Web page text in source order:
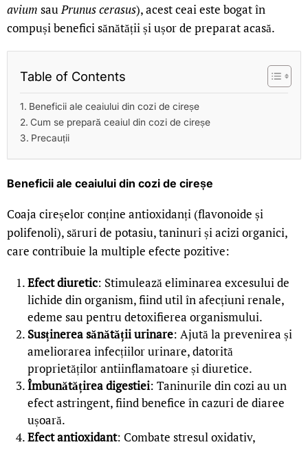
avium sauPrunus cerasus), acest ceai este bogat în
compuși benefici sănătății și ușor de preparat acasă.
Table of Contents
Beneficii ale ceaiului din cozi de cireșe
Cum se prepară ceaiul din cozi de cireșe
Precauții
Beneficii ale ceaiului din cozi de cireșe
Coaja cireșelor conține antioxidanți (flavonoide și
polifenoli), săruri de potasiu, taninuri și acizi organici,
care contribuie la multiple efecte pozitive:
Efect diuretic: Stimulează eliminarea excesului de
lichide din organism, fiind util în afecțiuni renale,
edeme sau pentru detoxifierea organismului.
Susținerea sănătății urinare: Ajută la prevenirea și
ameliorarea infecțiilor urinare, datorită
proprietăților antiinflamatoare și diuretice.
Îmbunătățirea digestiei: Taninurile din cozi au un
efect astringent, fiind benefice în cazuri de diaree
ușoară.
Efect antioxidant: Combate stresul oxidativ,